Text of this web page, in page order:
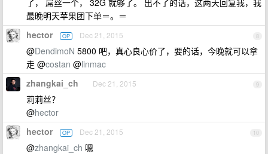
了， 屌丝一个， 32G 就够了。 出不了的话，这两天回复我，我
最晚明天苹果团下单＝。＝
8
hector OP Dec 21, 2015
@DendimoN 5800 吧，真心良心价了，要的话，今晚就可以拿
走 @costan @linmac
9
zhangkai_ch Dec 21, 2015
莉莉丝？
@hector
10
hector OP Dec 21, 2015
@zhangkai_ch 嗯